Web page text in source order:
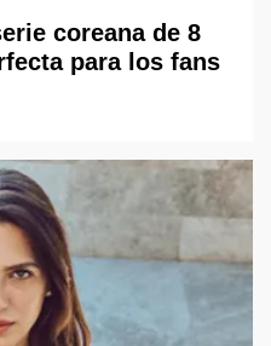
coreana de 8
para los fans